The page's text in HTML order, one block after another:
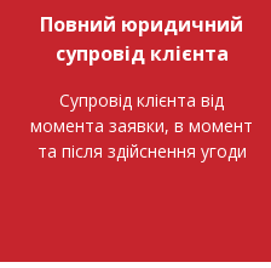
Повний юридичний
супровід клієнта
Супровід клієнта від
момента заявки, в момент
та після здійснення угоди